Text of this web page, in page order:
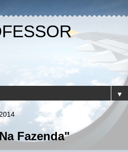
▼
Fazenda"